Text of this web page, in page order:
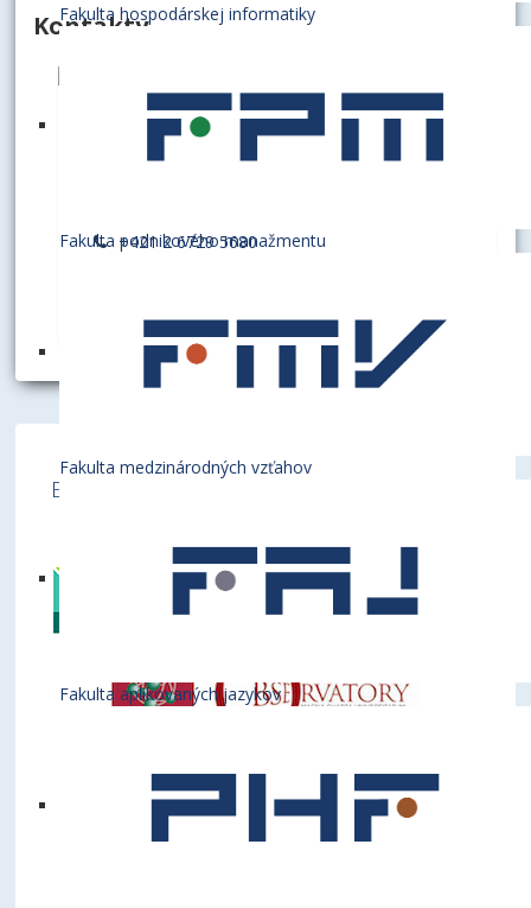
Fakulta hospodárskej informatiky
Fakulta podnikového manažmentu
Fakulta medzinárodných vzťahov
Fakulta aplikovaných jazykov
Kontakty
DANIELOVÁ, Laura, Mgr.
+421 2 6729 5680
Ekonomická univerzita v Bratislave je členom